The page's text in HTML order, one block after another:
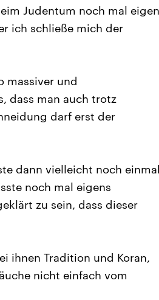
Judentum noch mal
ich schließe mich der
massiver und
dass man auch trotz
darf erst der
dann vielleicht noch einmal
noch mal eigens
zu sein, dass dieser
ihnen Tradition und Koran,
nicht einfach vom